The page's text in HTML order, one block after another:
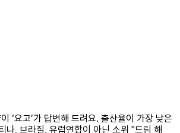
‘요고’가 답변해 드려요. 출산율이 가장 낮은
나, 브라질, 유럽연합이 아닌 소위 "드림 해